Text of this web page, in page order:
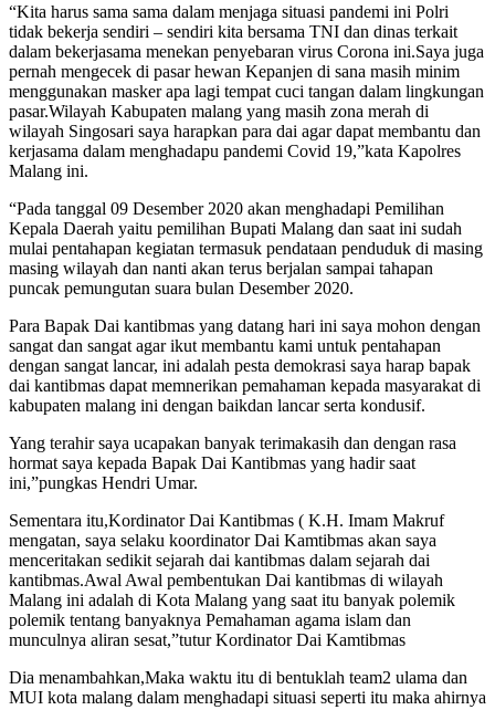
“Kita harus sama sama dalam menjaga situasi pandemi ini Polri
tidak bekerja sendiri – sendiri kita bersama TNI dan dinas terkait
dalam bekerjasama menekan penyebaran virus Corona ini.Saya juga
pernah mengecek di pasar hewan Kepanjen di sana masih minim
menggunakan masker apa lagi tempat cuci tangan dalam lingkungan
pasar.Wilayah Kabupaten malang yang masih zona merah di
wilayah Singosari saya harapkan para dai agar dapat membantu dan
kerjasama dalam menghadapu pandemi Covid 19,”kata Kapolres
Malang ini.
“Pada tanggal 09 Desember 2020 akan menghadapi Pemilihan
Kepala Daerah yaitu pemilihan Bupati Malang dan saat ini sudah
mulai pentahapan kegiatan termasuk pendataan penduduk di masing
masing wilayah dan nanti akan terus berjalan sampai tahapan
puncak pemungutan suara bulan Desember 2020.
Para Bapak Dai kantibmas yang datang hari ini saya mohon dengan
sangat dan sangat agar ikut membantu kami untuk pentahapan
dengan sangat lancar, ini adalah pesta demokrasi saya harap bapak
dai kantibmas dapat memnerikan pemahaman kepada masyarakat di
kabupaten malang ini dengan baikdan lancar serta kondusif.
Yang terahir saya ucapakan banyak terimakasih dan dengan rasa
hormat saya kepada Bapak Dai Kantibmas yang hadir saat
ini,”pungkas Hendri Umar.
Sementara itu,Kordinator Dai Kantibmas ( K.H. Imam Makruf
mengatan, saya selaku koordinator Dai Kamtibmas akan saya
menceritakan sedikit sejarah dai kantibmas dalam sejarah dai
kantibmas.Awal Awal pembentukan Dai kantibmas di wilayah
Malang ini adalah di Kota Malang yang saat itu banyak polemik
polemik tentang banyaknya Pemahaman agama islam dan
munculnya aliran sesat,”tutur Kordinator Dai Kamtibmas
Dia menambahkan,Maka waktu itu di bentuklah team2 ulama dan
MUI kota malang dalam menghadapi situasi seperti itu maka ahirnya